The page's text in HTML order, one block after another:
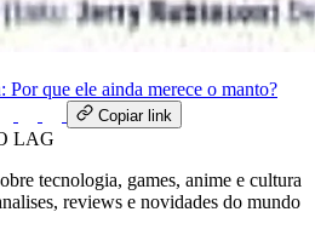
que ele ainda merece o manto?
Copiar link
LAG
tecnologia, games, anime e cultura
reviews e novidades do mundo